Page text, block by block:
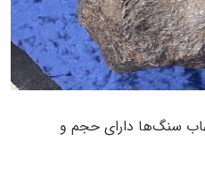
سنگ‌ها دارای حجم و